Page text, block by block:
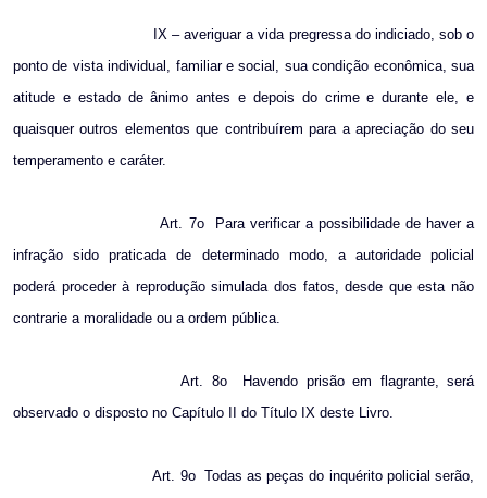
IX – averiguar a vida pregressa do indiciado, sob o
ponto de vista individual, familiar e social, sua condição econômica, sua
atitude e estado de ânimo antes e depois do crime e durante ele, e
quaisquer outros elementos que contribuírem para a apreciação do seu
temperamento e caráter.
Art. 7o
Para verificar a possibilidade de haver a
infração sido praticada de determinado modo, a autoridade policial
poderá proceder à reprodução simulada dos fatos, desde que esta não
contrarie a moralidade ou a ordem pública.
Art. 8o
Havendo prisão em flagrante, será
observado o disposto no Capítulo II do Título IX deste Livro.
Art. 9o Todas as peças do inquérito policial serão,